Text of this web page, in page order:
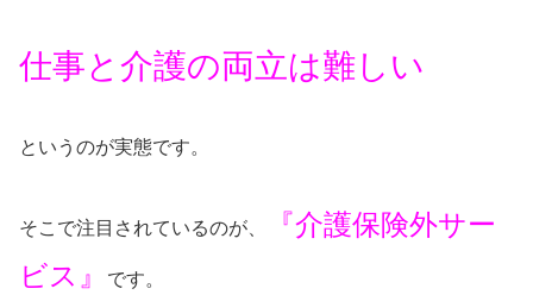
仕事と介護の両立は難しい
というのが実態です。
そこで注目されているのが、
『介護保険外サー
ビス』
です。